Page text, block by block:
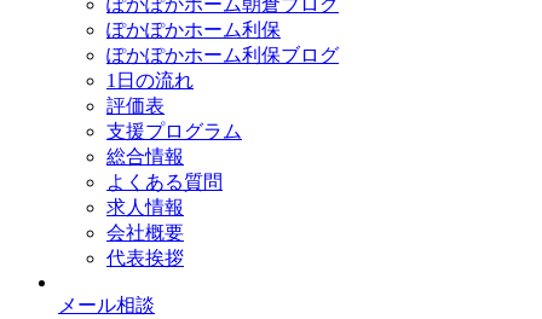
ぽかぽかホーム朝倉ブログ
ぽかぽかホーム利保
ぽかぽかホーム利保ブログ
1日の流れ
評価表
支援プログラム
総合情報
よくある質問
求人情報
会社概要
代表挨拶
メール相談